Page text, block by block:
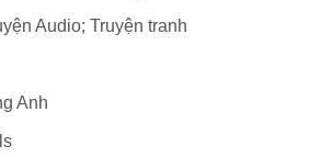
Audio; Truyện tranh
Anh